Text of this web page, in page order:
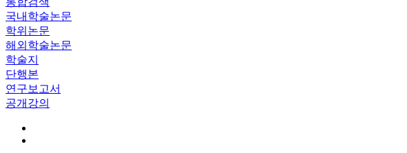
국내학술논문
학위논문
해외학술논문
학술지
단행본
연구보고서
공개강의